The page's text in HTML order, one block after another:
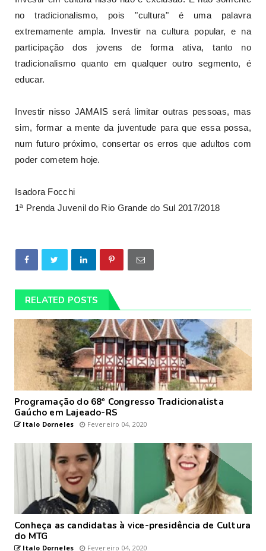
no tradicionalismo, pois "cultura" é uma palavra
extremamente ampla. Investir na cultura popular, e na
participação dos jovens de forma ativa, tanto no
tradicionalismo quanto em qualquer outro segmento, é
educar.
Investir nisso JAMAIS será limitar outras pessoas, mas
sim, formar a mente da juventude para que essa possa,
num futuro próximo, consertar os erros que adultos com
poder cometem hoje.
Isadora Focchi
1ª Prenda Juvenil do Rio Grande do Sul 2017/2018
RELATED POSTS
Programação do 68º Congresso Tradicionalista
Gaúcho em Lajeado-RS
Italo Dorneles Fevereiro 04, 2020
Conheça as candidatas à vice-presidência de Cultura
do MTG
Italo Dorneles Fevereiro 04, 2020